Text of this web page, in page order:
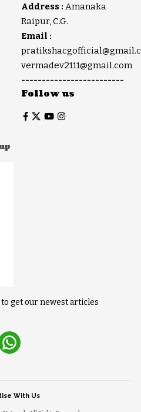
Address : Amanaka
Raipur, C.G.
Email :
vermadev2111@gmail.com
-------------------------
Follow us
get our newest articles
With Us